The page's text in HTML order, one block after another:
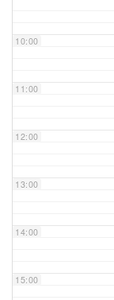
10:00
11:00
12:00
13:00
14:00
15:00